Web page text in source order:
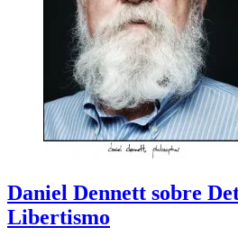
Daniel Dennett sobre
Libertismo